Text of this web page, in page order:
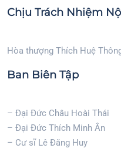
Chịu Trách Nhiệm
Hòa thượng Thích Huệ
Ban Biên Tập
– Đại Đức Châu Hoài Thái
– Đại Đức Thích Minh Ân
– Cư sĩ Lê Đăng Huy